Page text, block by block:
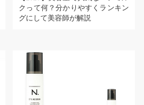
クって何？分かりやすくランキン
グにして美容師が解説